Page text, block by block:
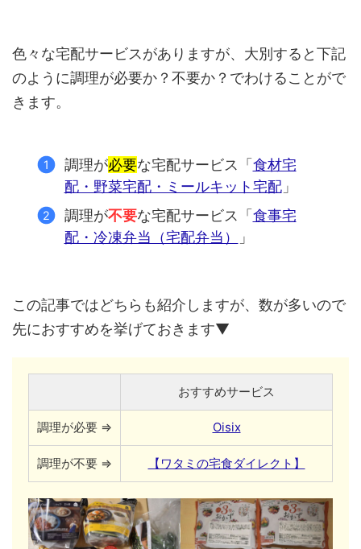
色々な宅配サービスがありますが、大別すると下記
のように調理が必要か？不要か？でわけることがで
きます。
調理が必要な宅配サービス「食材宅
配・野菜宅配・ミールキット宅配」
調理が不要な宅配サービス「食事宅
配・冷凍弁当（宅配弁当）
」
この記事ではどちらも紹介しますが、数が多いので
先におすすめを挙げておきます▼
おすすめサービス
調理が必要 ⇒ Oisix
調理が不要 ⇒ 【ワタミの宅食ダイレクト】